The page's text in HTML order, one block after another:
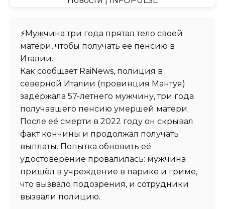
⚡️Мужчина три года прятал тело своей
матери, чтобы получать ее пенсию в
Италии.
Как сообщает RaiNews, полиция в
северной Италии (провинция Мантуя)
задержала 57-летнего мужчину, три года
получавшего пенсию умершей матери.
После её смерти в 2022 году он скрывал
факт кончины и продолжал получать
выплаты. Попытка обновить её
удостоверение провалилась: мужчина
пришёл в учреждение в парике и гриме,
что вызвало подозрения, и сотрудники
вызвали полицию.